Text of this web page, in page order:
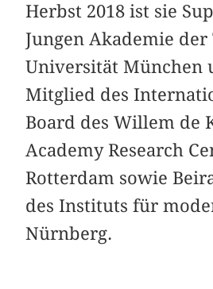
Herbst 2018 ist sie
Jungen Akademie der
Universität München
Mitglied des
Board des Willem de
Academy Research
Rotterdam sowie
des Instituts für
Nürnberg.